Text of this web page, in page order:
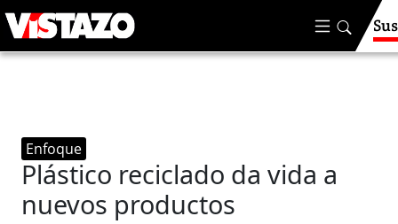
Enfoque
Plástico reciclado da vida a
nuevos productos